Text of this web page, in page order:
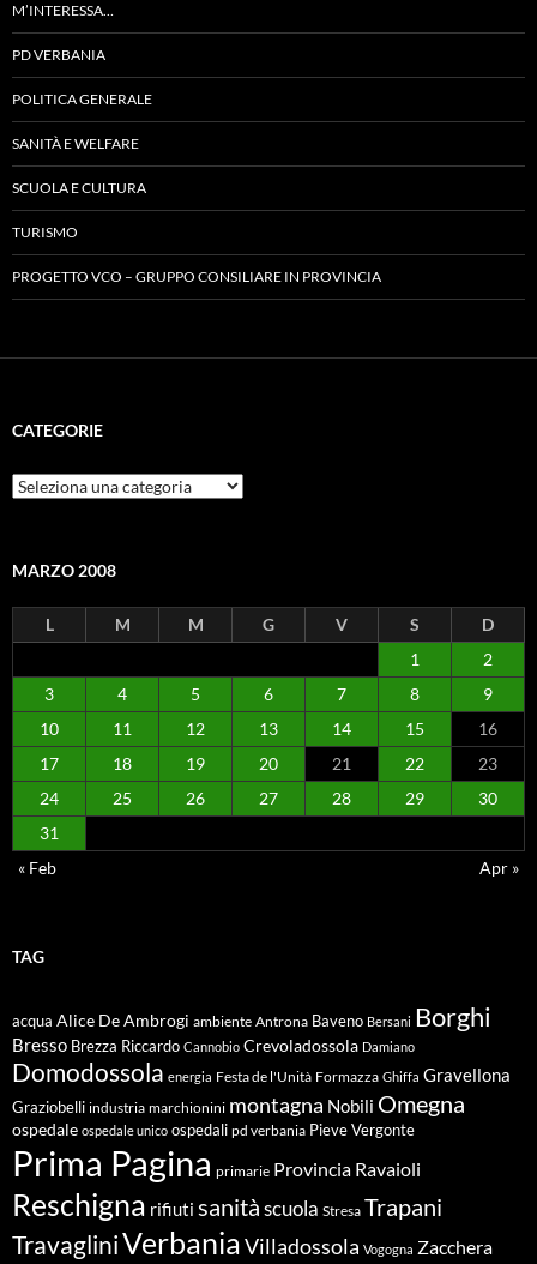
M’INTERESSA…
PD VERBANIA
POLITICA GENERALE
SANITÀ E WELFARE
SCUOLA E CULTURA
TURISMO
PROGETTO VCO – GRUPPO CONSILIARE IN PROVINCIA
CATEGORIE
Categorie
MARZO 2008
L M M G V S
D
1
2
3
4 5 6 7 8
9
10
11 12 13 14 15
16
17
18 19 20 21 22
23
24
25 26 27 28 29
30
31
« Feb
Apr »
TAG
acqua Alice De Ambrogi ambiente Antrona Baveno Bersani Borghi
Bresso Brezza Riccardo Cannobio Crevoladossola Damiano
Domodossola energia Festa de l'Unità Formazza Ghiffa Gravellona
Graziobelli industria marchionini montagna Nobili Omegna
ospedale ospedale unico ospedali pd verbania Pieve Vergonte
Prima Pagina primarie Provincia Ravaioli
Reschigna rifiuti sanitàscuola Stresa Trapani
TravagliniVerbaniaVilladossola Vogogna Zacchera